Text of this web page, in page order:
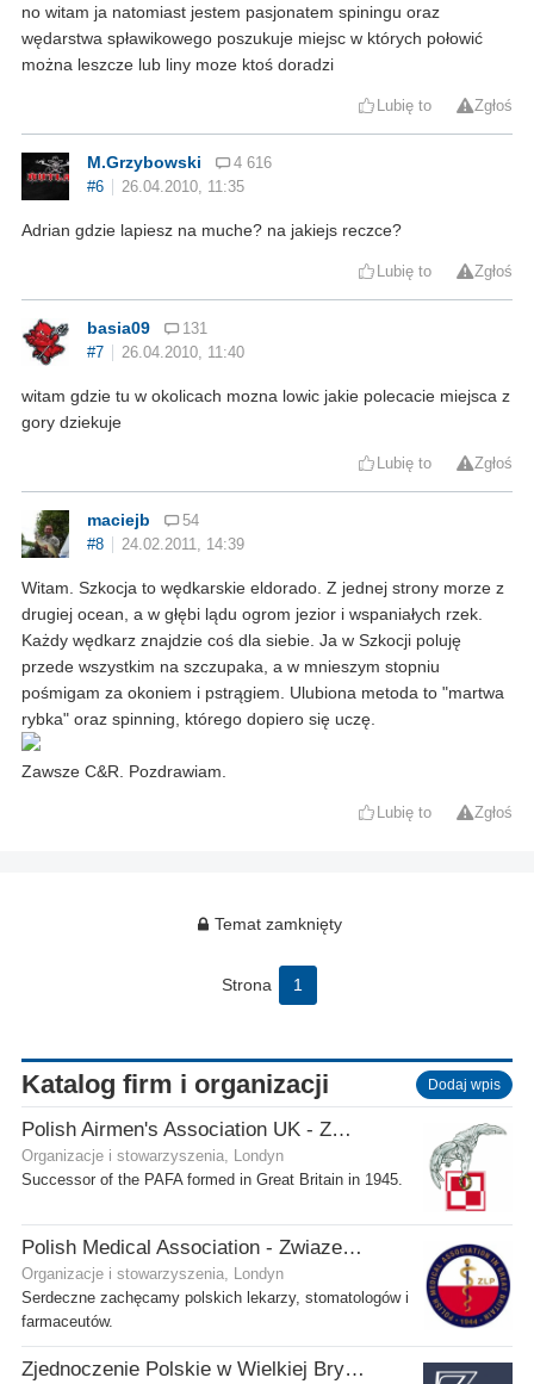
no witam ja natomiast jestem pasjonatem spiningu oraz
wędarstwa spławikowego poszukuje miejsc w których połowić
można leszcze lub liny moze ktoś doradzi
Lubię to Zgłoś
M.Grzybowski
4 616
#6
26.04.2010, 11:35
Adrian gdzie lapiesz na muche? na jakiejs reczce?
Lubię to Zgłoś
basia09
131
#7
26.04.2010, 11:40
witam gdzie tu w okolicach mozna lowic jakie polecacie miejsca z
gory dziekuje
Lubię to Zgłoś
maciejb
54
#8
24.02.2011, 14:39
Witam. Szkocja to wędkarskie eldorado. Z jednej strony morze z
drugiej ocean, a w głębi lądu ogrom jezior i wspaniałych rzek.
Każdy wędkarz znajdzie coś dla siebie. Ja w Szkocji poluję
przede wszystkim na szczupaka, a w mnieszym stopniu
pośmigam za okoniem i pstrągiem. Ulubiona metoda to "martwa
rybka" oraz spinning, którego dopiero się uczę.
Zawsze C&R. Pozdrawiam.
Lubię to Zgłoś
Temat zamknięty
Strona 1
Katalog firm i organizacji Dodaj wpis
Polish Airmen's Association UK - Związek Lotników Polskich WB
Organizacje i stowarzyszenia, Londyn
Successor of the PAFA formed in Great Britain in 1945.
Polish Medical Association - Zwiazek Lekarzy Polskich w Wielkiej Brytanii
Organizacje i stowarzyszenia, Londyn
Serdeczne zachęcamy polskich lekarzy, stomatologów i
farmaceutów.
Zjednoczenie Polskie w Wielkiej Brytanii